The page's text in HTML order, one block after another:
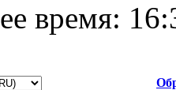
время: